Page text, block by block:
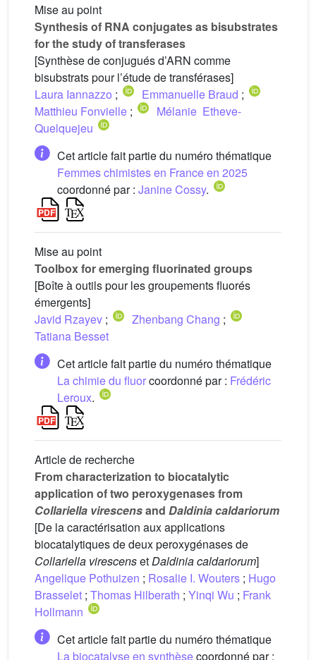
Mise au point
Synthesis of RNA conjugates as bisubstrates
for the study of transferases
[Synthèse de conjugués d’ARN comme
bisubstrats pour l’étude de transférases]
Laura Iannazzo ; Emmanuelle Braud ;
Matthieu Fonvielle ;
Mélanie Etheve-
Quelquejeu
Cet article fait partie du numéro thématique
Femmes chimistes en France en 2025
coordonné par : Janine Cossy.
Mise au point
Toolbox for emerging fluorinated groups
[Boîte à outils pour les groupements fluorés
émergents]
Javid Rzayev ; Zhenbang Chang ;
Tatiana Besset
Cet article fait partie du numéro thématique
La chimie du fluorcoordonné par : Frédéric
Leroux.
Article de recherche
From characterization to biocatalytic
application of two peroxygenases from
Collariella virescensand Daldinia caldariorum
[De la caractérisation aux applications
biocatalytiques de deux peroxygénases de
Collariella virescenset Daldinia caldariorum]
Angelique Pothuizen ; Rosalie I. Wouters ; Hugo
Brasselet ; Thomas Hilberath ; Yinqi Wu ; Frank
Hollmann
Cet article fait partie du numéro thématique
La biocatalyse en synthèsecoordonné par :